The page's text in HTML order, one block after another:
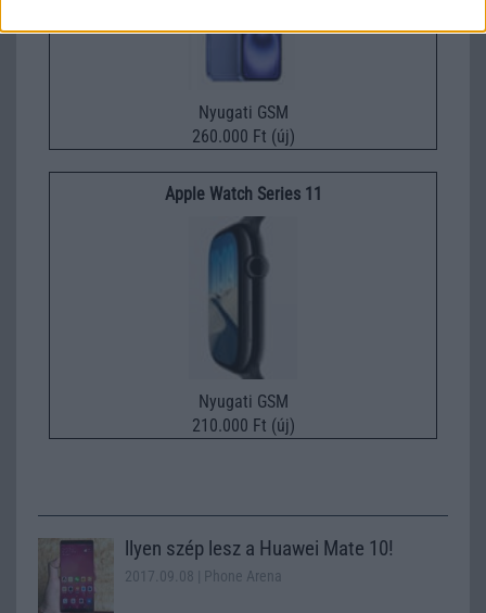
Nyugati GSM
260.000 Ft (új)
Apple Watch Series 11
Nyugati GSM
210.000 Ft (új)
llyen szép lesz a Huawei Mate 10!
2017.09.08 | Phone Arena